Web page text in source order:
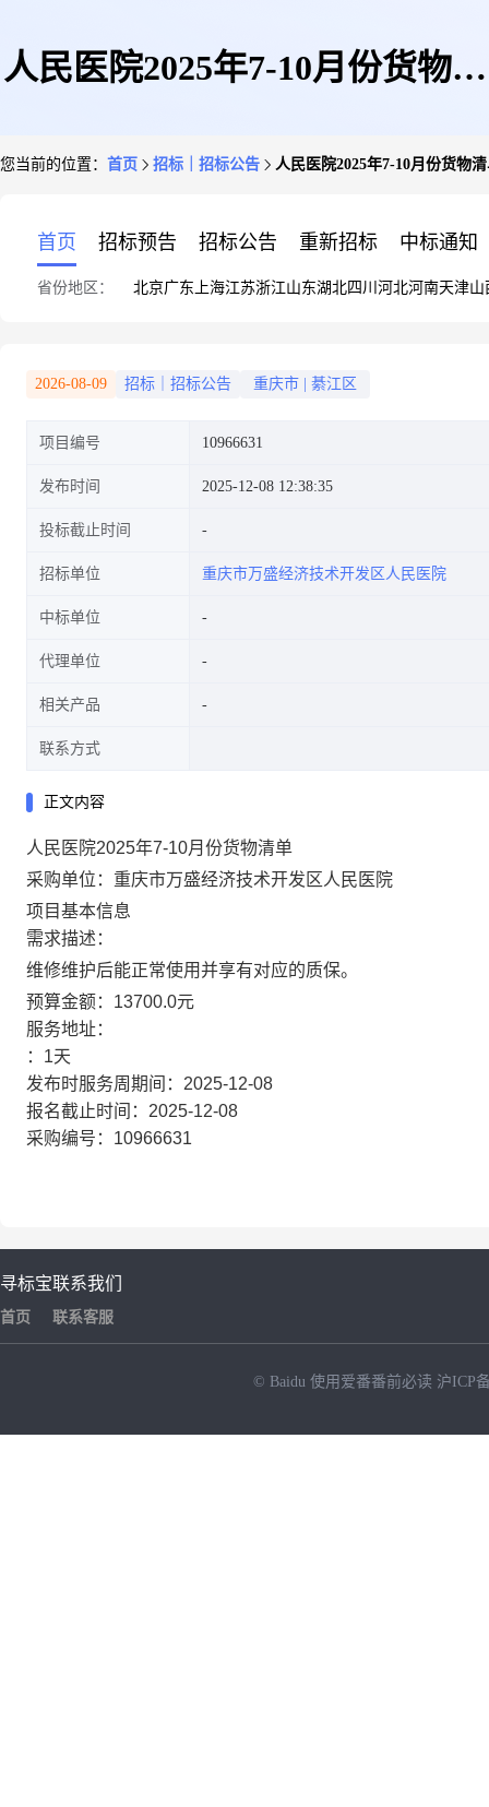
人民医院2025年7-10月份货物清
您当前的位置： 首页 招标｜招标公告 人民医院2025年7-10月份货物
首页 招标预告 招标公告 重新招标 中标通知
省份地区： 北京广东 上海江苏浙江山东湖北四川 河北河南天津山
2026-08-09 招标｜招标公告 重庆市 綦江区
项目编号 10966631
发布时间 2025-12-08 12:38:35
投标截止时间
招标单位 重庆市万盛经济技术开发区人民医院
中标单位
代理单位
相关产品
联系方式
正文内容
人民医院2025年7-10月份货物清单
采购单位：重庆市万盛经济技术开发区人民医院
项目基本信息
需求描述：
维修维护后能正常使用并享有对应的质保。
预算金额：13700.0元
服务地址：
：1天
发布时服务周期间：2025-12-08
报名截止时间：2025-12-08
采购编号：10966631
寻标宝
首页
联系我们
联系客服
© Baidu 使用爱番番前必读 沪ICP